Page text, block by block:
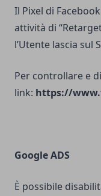
Il Pixel di
attività di
l’Utente lascia sul
Per controllare e
link: https://
Google ADS
È possibile